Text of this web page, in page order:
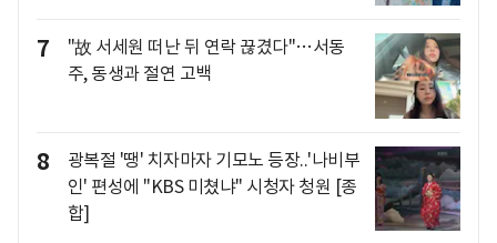
7
"故 서세원 떠난 뒤 연락 끊겼다"…서동
주, 동생과 절연 고백
8
광복절 '땡' 치자마자 기모노 등장..'나비부
인' 편성에 "KBS 미쳤냐" 시청자 청원 [종
합]